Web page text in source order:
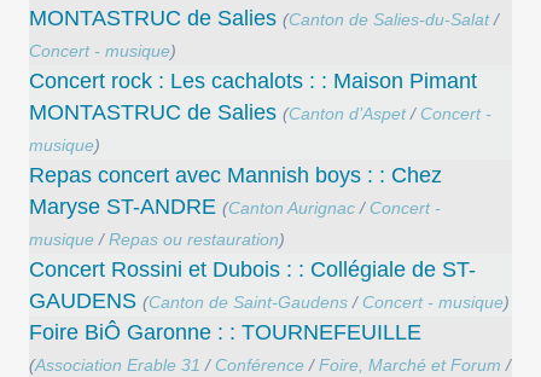
MONTASTRUC de Salies (Canton de Salies-du-Salat/
Concert - musique)
Concert rock : Les cachalots : : Maison Pimant
MONTASTRUC de Salies (Canton d’Aspet/ Concert -
musique)
Repas concert avec Mannish boys : : Chez
Maryse ST-ANDRE (Canton Aurignac / Concert -
musique /Repas ou restauration)
Concert Rossini et Dubois : : Collégiale de ST-
GAUDENS (Canton de Saint-Gaudens / Concert - musique)
Foire BiÔ Garonne : : TOURNEFEUILLE
(Association Erable 31 / Conférence /Foire, Marché et Forum /